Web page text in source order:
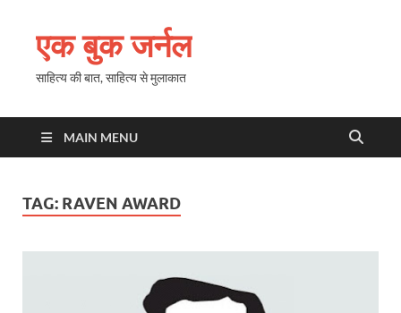
एक बुक जर्नल
साहित्य की बात, साहित्य से मुलाकात
MAIN MENU
TAG: RAVEN AWARD